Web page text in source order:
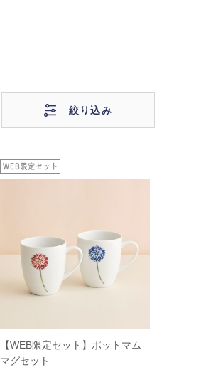
絞り込み
【WEB限定セット】ポットマム
マグセット